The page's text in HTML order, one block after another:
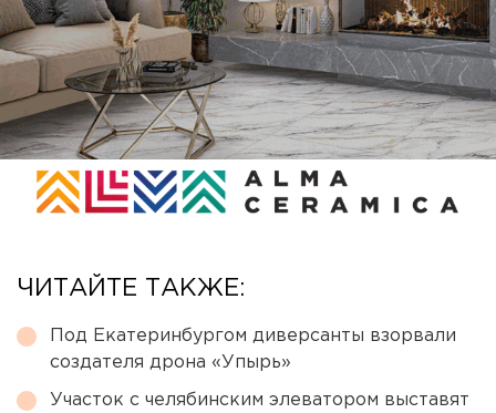
ЧИТАЙТЕ ТАКЖЕ:
Под Екатеринбургом диверсанты взорвали
создателя дрона «Упырь»
Участок с челябинским элеватором выставят